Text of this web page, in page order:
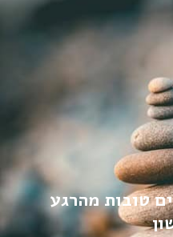
טובות מהרגע